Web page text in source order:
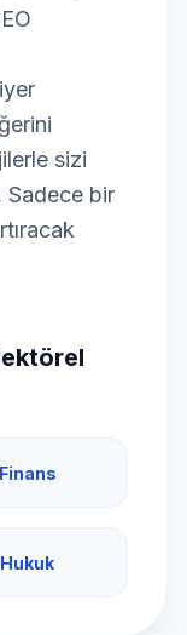
sizi
Sadece bir
Finans
Hukuk